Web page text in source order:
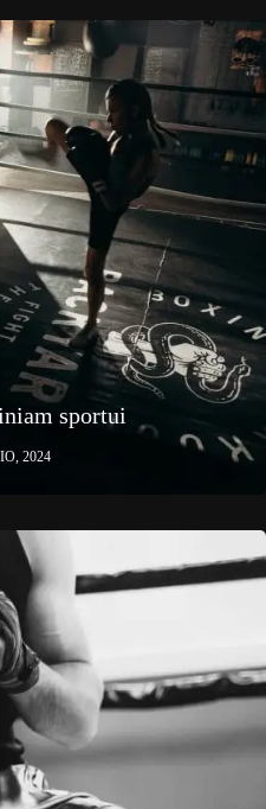
sportui
2024